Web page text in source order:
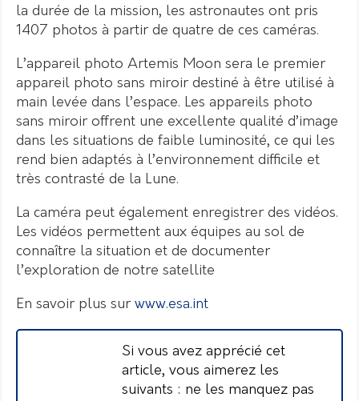
la durée de la mission, les astronautes ont pris
1407 photos à partir de quatre de ces caméras.
L’appareil photo Artemis Moon sera le premier
appareil photo sans miroir destiné à être utilisé à
main levée dans l’espace. Les appareils photo
sans miroir offrent une excellente qualité d’image
dans les situations de faible luminosité, ce qui les
rend bien adaptés à l’environnement difficile et
très contrasté de la Lune.
La caméra peut également enregistrer des vidéos.
Les vidéos permettent aux équipes au sol de
connaître la situation et de documenter
l’exploration de notre satellite
En savoir plus sur www.esa.int
Si vous avez apprécié cet
article, vous aimerez les
suivants : ne les manquez pas